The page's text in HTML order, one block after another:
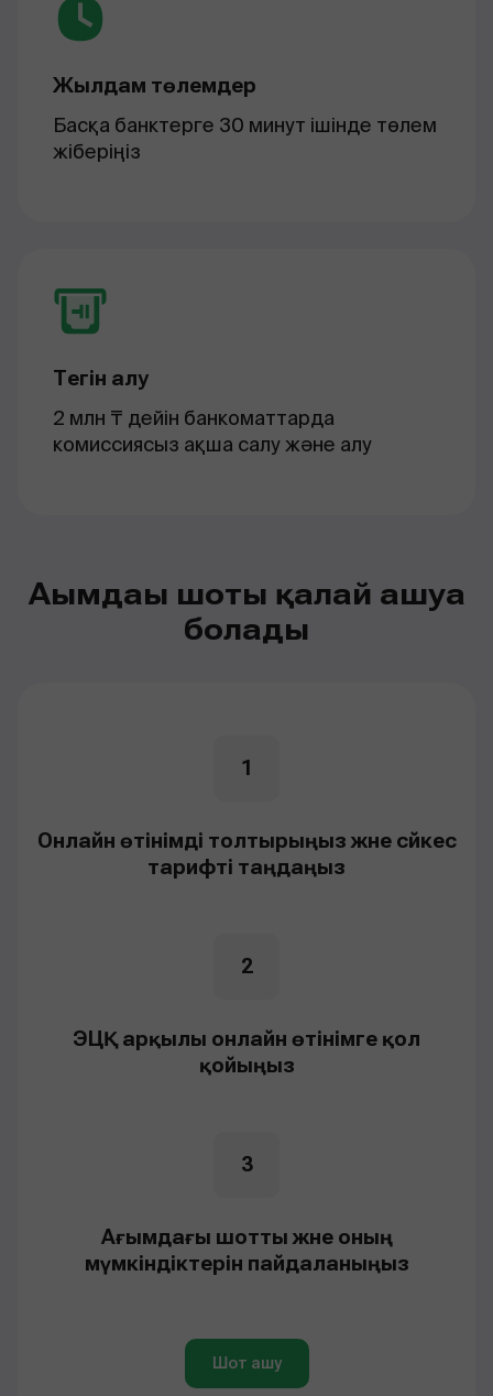
Жылдам төлемдер
Басқа банктерге 30 минут ішінде төлем
жіберіңіз
Тегін алу
2 млн ₸ дейін банкоматтарда
комиссиясыз ақша салу және алу
Ағымдағы шоты қалай ашуға
болады
1
Онлайн өтінімді толтырыңыз және сәйкес
тарифті таңдаңыз
2
ЭЦҚ арқылы онлайн өтінімге қол
қойыңыз
3
Ағымдағы шотты және оның
мүмкіндіктерін пайдаланыңыз
Шот ашу